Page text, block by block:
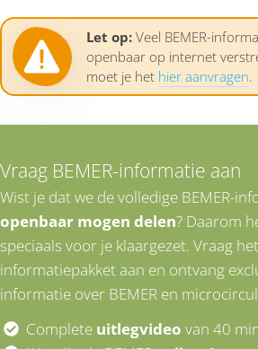
Let op: Veel BEMER-
openbaar op internet
moet je het hier aanvragen.
Vraag BEMER-informatie aan
Wist je dat we de volledige BEMER-
openbaar mogen delen? Daarom
speciaals voor je klaargezet. Vraag het
informatiepakket aan en ontvang
informatie over BEMER en
Complete uitlegvideo van 40